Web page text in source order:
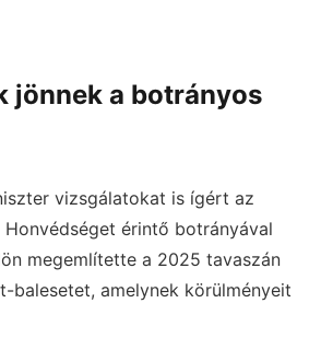
jönnek a botrányos
vizsgálatokat is ígért az
érintő botrányával
megemlítette a 2025 tavaszán
balesetet, amelynek körülményeit